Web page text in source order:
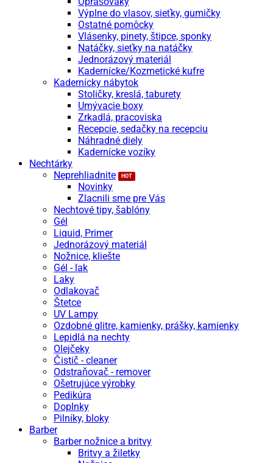
Výplne do vlasov, sieťky, gumičky
Ostatné pomôcky
Vlásenky, pinety, štipce, sponky
Natáčky, sieťky na natáčky
Jednorázový materiál
Kadernícke/Kozmetické kufre
Kadernícky nábytok
Stoličky, kreslá, taburety
Umývacie boxy
Zrkadlá, pracoviska
Recepcie, sedačky na recepciu
Náhradné diely
Kadernícke vozíky
Nechtárky
Neprehliadnite
Novinky
Zlacnili sme pre Vás
Nechtové tipy, šablóny
Gél
Liquid, Primer
Jednorázový materiál
Nožnice, kliešte
Gél - lak
Laky
Odlakovač
Štetce
UV Lampy
Ozdobné glitre, kamienky, prášky, kamienky
Lepidlá na nechty
Olejčeky
Čistič - cleaner
Odstraňovač - remover
Ošetrujúce výrobky
Pedikúra
Doplnky
Pilníky, bloky
Barber
Barber nožnice a britvy
Britvy a žiletky